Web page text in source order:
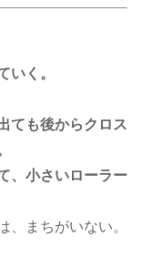
いく。
ても後からクロス
、小さいローラー
、まちがいない。